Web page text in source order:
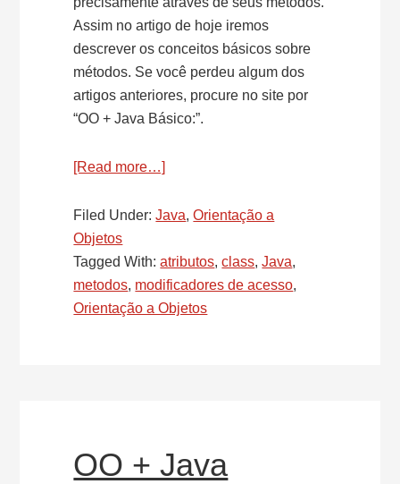
Assim no artigo de hoje iremos
descrever os conceitos básicos sobre
métodos. Se você perdeu algum dos
artigos anteriores, procure no site por
“OO + Java Básico:”.
[Read more…]
+
Básico:
Comportamentos
de
Filed Under:Java,Orientação a
Objetos
Tagged With:atributos,class,Java,
metodos, modificadores de acesso,
Orientação a Objetos
OO + Java